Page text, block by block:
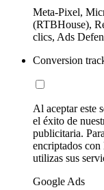
Meta-Pixel,
(RTBHouse),
clics, Ads
Conversion
Al aceptar este
el éxito de
publicitaria.
encriptados con
utilizas sus
Google Ads